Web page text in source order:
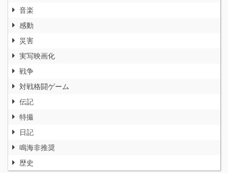
音楽
感動
災害
実写映画化
戦争
対戦格闘ゲーム
伝記
特撮
日記
鳴海非推奨
歴史